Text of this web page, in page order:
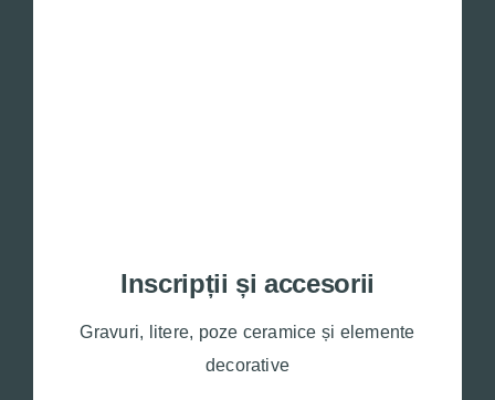
Inscripții și accesorii
Gravuri, litere, poze ceramice și elemente
decorative